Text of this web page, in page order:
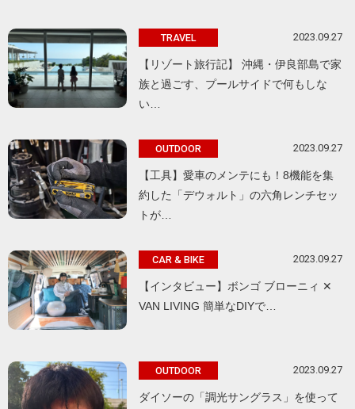
TRAVEL 2023.09.27
【リゾート旅行記】 沖縄・伊良部島で家
族と過ごす、プールサイドで何もしな
い…
OUTDOOR 2023.09.27
【工具】愛車のメンテにも！8機能を集
約した「デウォルト」の六角レンチセッ
トが…
CAR & BIKE 2023.09.27
【インタビュー】ボンゴ ブローニィ ✕
VAN LIVING 簡単なDIYで…
OUTDOOR 2023.09.27
ダイソーの「調光サングラス」を使って